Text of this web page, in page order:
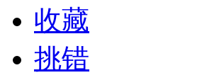
收藏
挑错